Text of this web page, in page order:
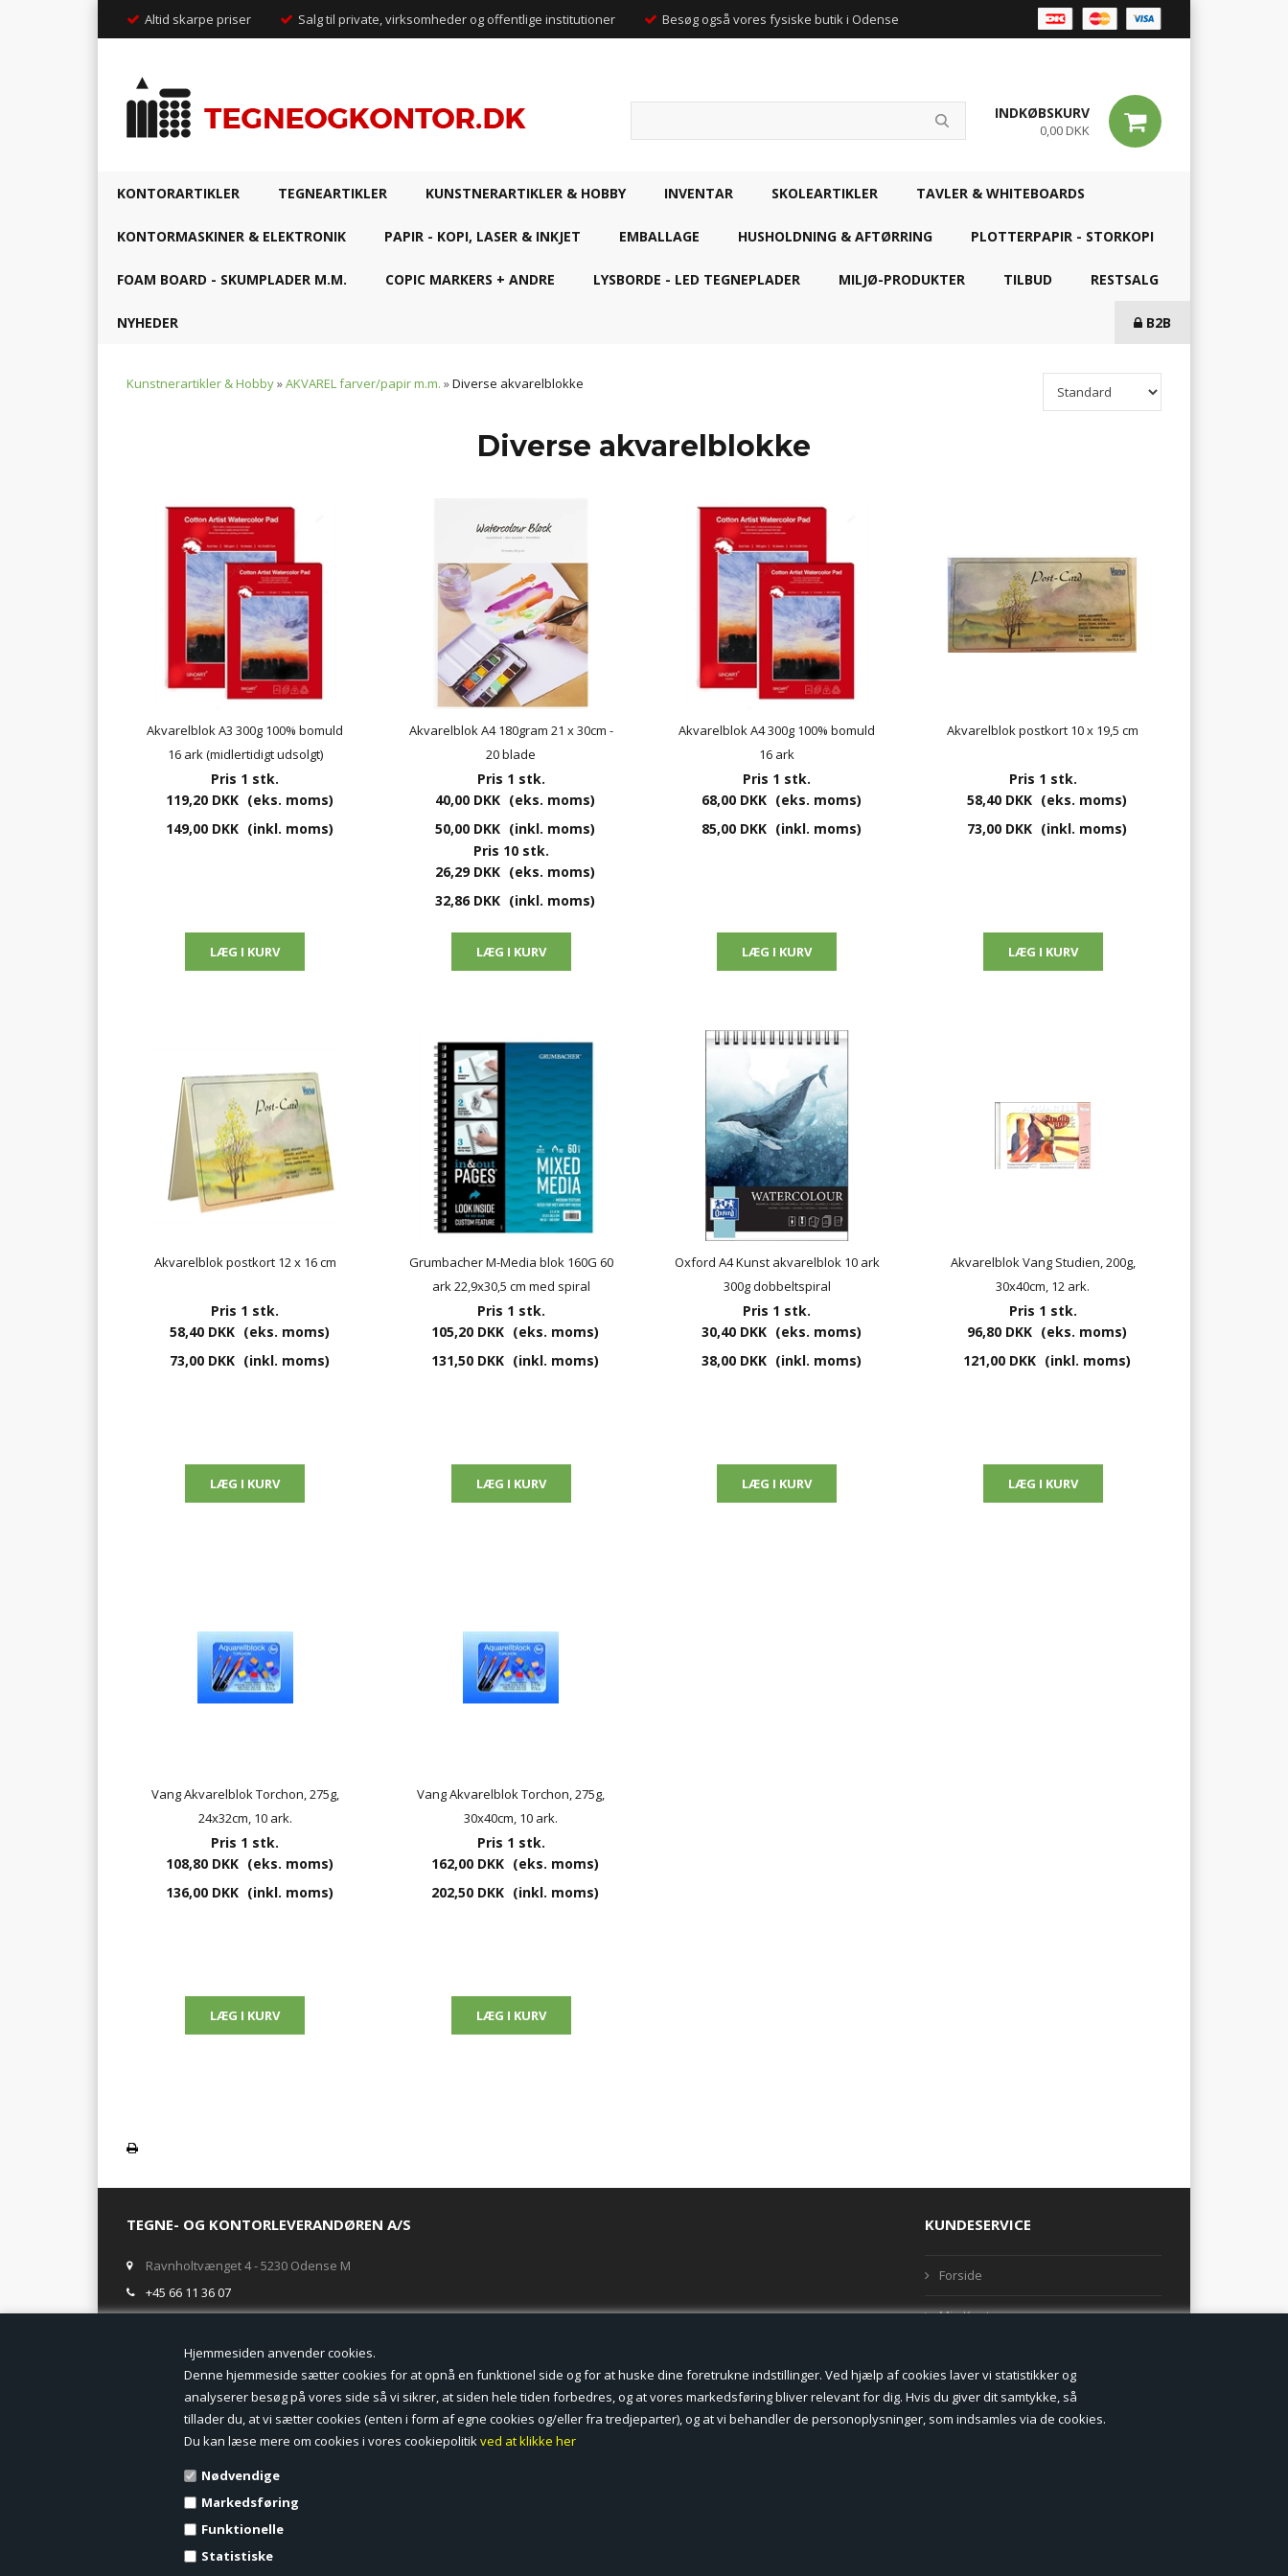
Hjemmesiden anvender cookies.
Denne hjemmeside sætter cookies for at opnå en funktionel side og for at huske dine foretrukne indstillinger. Ved hjælp af cookies laver vi statistikker og
analyserer besøg på vores side så vi sikrer, at siden hele tiden forbedres, og at vores markedsføring bliver relevant for dig. Hvis du giver dit samtykke, så
tillader du, at vi sætter cookies (enten i form af egne cookies og/eller fra tredjeparter), og at vi behandler de personoplysninger, som indsamles via de cookies.
Du kan læse mere om cookies i vores cookiepolitikved at klikke her
Nødvendige
Markedsføring
Funktionelle
Statistiske
Altid skarpe priser Salg til private, virksomheder og offentlige institutioner Besøg også vores fysiske butik i Odense
INDKØBSKURV
0,00 DKK
KONTORARTIKLER TEGNEARTIKLER KUNSTNERARTIKLER & HOBBY INVENTAR SKOLEARTIKLER TAVLER & WHITEBOARDS
KONTORMASKINER & ELEKTRONIK PAPIR - KOPI, LASER & INKJET EMBALLAGE HUSHOLDNING & AFTØRRING PLOTTERPAPIR - STORKOPI
FOAM BOARD - SKUMPLADER M.M. COPIC MARKERS + ANDRE LYSBORDE - LED TEGNEPLADER MILJØ-PRODUKTER TILBUD RESTSALG
NYHEDER B2B
Kunstnerartikler & Hobby»AKVAREL farver/papir m.m. »Diverse akvarelblokke
Diverse akvarelblokke
Akvarelblok A3 300g 100% bomuld
16 ark (midlertidigt udsolgt)
Pris 1 stk.
119,20 DKK (eks. moms)
149,00 DKK (inkl. moms)
Akvarelblok A4 180gram 21 x 30cm -
20 blade
Pris 1 stk.
40,00 DKK (eks. moms)
50,00 DKK (inkl. moms)
Pris 10 stk.
26,29 DKK (eks. moms)
32,86 DKK (inkl. moms)
Akvarelblok A4 300g 100% bomuld
16 ark
Pris 1 stk.
68,00 DKK (eks. moms)
85,00 DKK (inkl. moms)
Akvarelblok postkort 10 x 19,5 cm
Pris 1 stk.
58,40 DKK (eks. moms)
73,00 DKK (inkl. moms)
Akvarelblok postkort 12 x 16 cm
Pris 1 stk.
58,40 DKK (eks. moms)
73,00 DKK (inkl. moms)
Grumbacher M-Media blok 160G 60
ark 22,9x30,5 cm med spiral
Pris 1 stk.
105,20 DKK (eks. moms)
131,50 DKK (inkl. moms)
Oxford A4 Kunst akvarelblok 10 ark
300g dobbeltspiral
Pris 1 stk.
30,40 DKK (eks. moms)
38,00 DKK (inkl. moms)
Akvarelblok Vang Studien, 200g,
30x40cm, 12 ark.
Pris 1 stk.
96,80 DKK (eks. moms)
121,00 DKK (inkl. moms)
Vang Akvarelblok Torchon, 275g,
24x32cm, 10 ark.
Pris 1 stk.
108,80 DKK (eks. moms)
136,00 DKK (inkl. moms)
Vang Akvarelblok Torchon, 275g,
30x40cm, 10 ark.
Pris 1 stk.
162,00 DKK (eks. moms)
202,50 DKK (inkl. moms)
TEGNE- OG KONTORLEVERANDØREN A/S
Ravnholtvænget 4 - 5230 Odense M
+45 66 11 36 07
salg@tegneogkontor.dk
ÅBNINGSTIDER I BUTIKKEN
Mandag-Fredag: 8.00 - 17.00
Ring gerne for lagerstatus inden besøg i butikken
KUNDESERVICE
Forside
Min Konto
Vilkår og betingelser